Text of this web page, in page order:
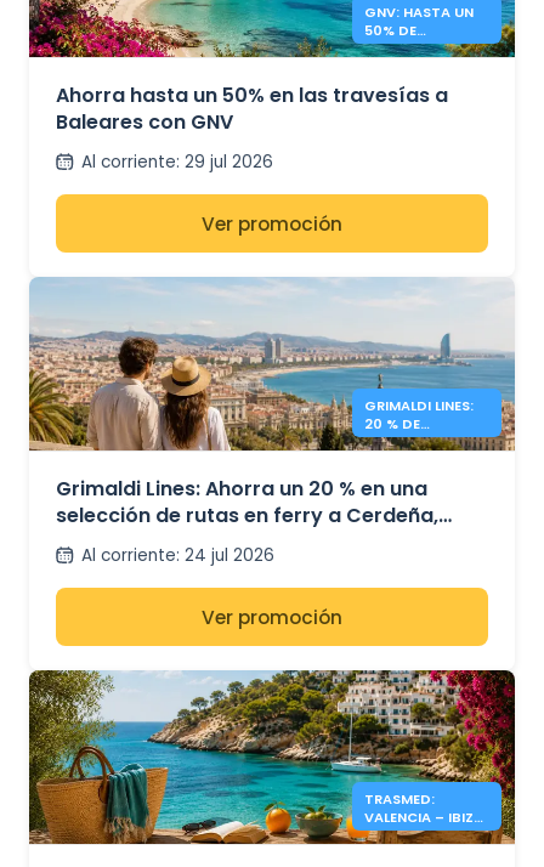
GNV: HASTA UN
50% DE
DESCUENTO A
Ahorra hasta un 50% en las travesías a
Baleares con GNV
Al corriente: 29 jul 2026
Ver promoción
GRIMALDI LINES:
20 % DE
DESCUENTO EN
Grimaldi Lines: Ahorra un 20 % en una
selección de rutas en ferry a Cerdeña,
Sicilia y España
Al corriente: 24 jul 2026
Ver promoción
TRASMED:
VALENCIA – IBIZA
Y MALLORCA